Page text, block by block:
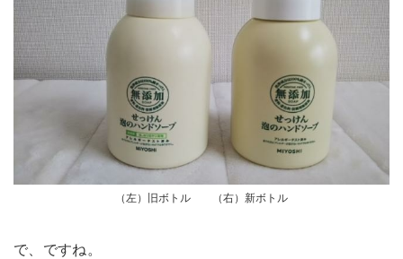
（左）旧ボトル （右）新ボトル
で、ですね。